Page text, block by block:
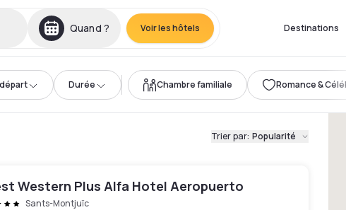
Quand ? Voir les hôtels Destinations
Durée Chambre familiale Romance &
Trier par: Popularité
Western Plus Alfa Hotel Aeropuerto
Sants-Montjuïc